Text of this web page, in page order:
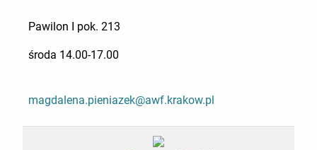
Pawilon I pok. 213
środa 14.00-17.00
magdalena.pieniazek@awf.krakow.pl